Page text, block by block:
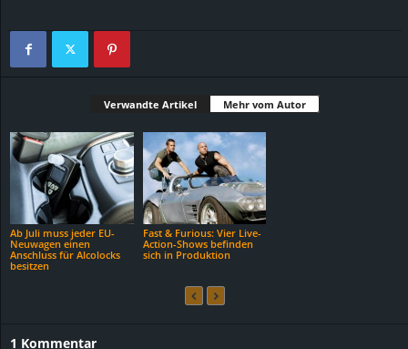
Verwandte Artikel Mehr vom Autor
Ab Juli muss jeder EU-
Neuwagen einen
Anschluss für Alcolocks
besitzen
Fast & Furious: Vier Live-
Action-Shows befinden
sich in Produktion
1 Kommentar